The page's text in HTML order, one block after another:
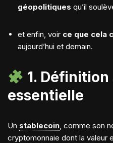
géopolitiques qu’il
et enfin, voir ce que cela
aujourd’hui et demain.
1.
essentielle
Un stablecoin, comme son
cryptomonnaie dont la valeur